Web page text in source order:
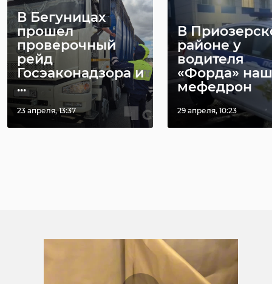
В Бегуницах
прошел
проверочный
рейд
Госэаконадзора и
...
23 апреля, 13:37
В
районе у
водителя
«Форда»
мефедрон
29 апреля, 10:23